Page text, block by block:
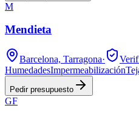
M
Mendieta
Barcelona, Tarragona·
HumedadesImpermeabilización
Pedir presupuesto
GF